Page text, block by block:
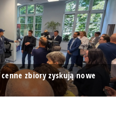
zbiory zyskują nowe